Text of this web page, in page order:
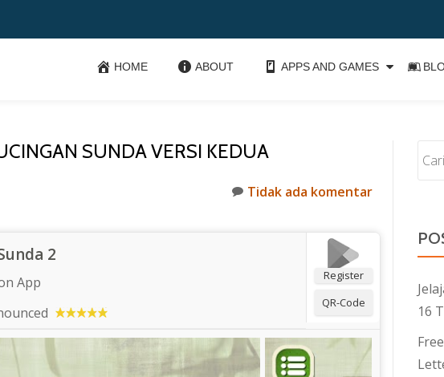
HOME ABOUT APPS AND GAMES
SUNDA VERSI KEDUA
Tidak ada komentar
Register
QR-Code
2
App
16